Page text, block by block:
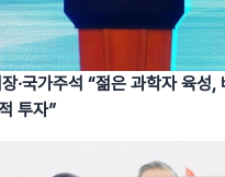
·국가주석 “젊은 과학자 육성,
투자”